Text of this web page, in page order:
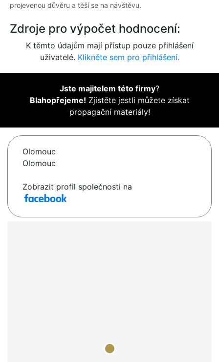
projevenou důvěru a těší se na návštěvu.
Zdroje pro výpočet hodnocení:
K těmto údajům mají přístup pouze přihlášení
uživatelé. Klikněte sem pro přihlášení.
Jste majitelem této firmy?
Blahopřejeme! Zjistěte jestli můžete získat
propagační materiály!
Olomouc
Olomouc
Zobrazit profil společnosti na